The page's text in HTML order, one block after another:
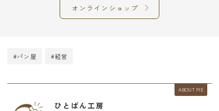
オンラインショップ
#パン屋 #経営
ABOUT ME
ひとぱん工房